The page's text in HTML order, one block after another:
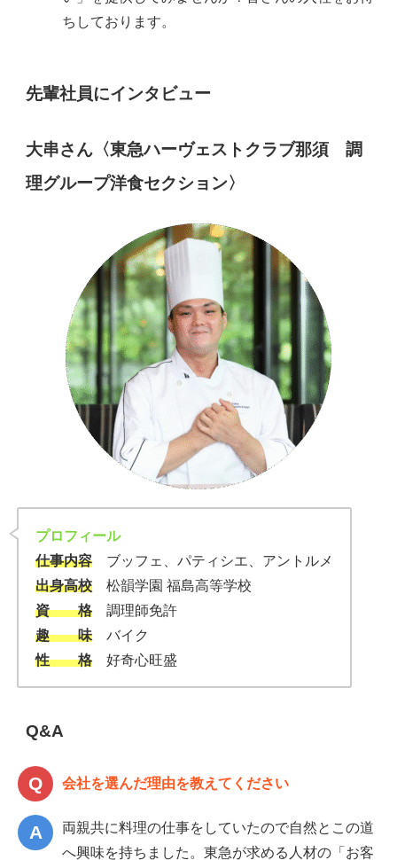
ちしております。
先輩社員にインタビュー
大串さん〈東急ハーヴェストクラブ那須 調
理グループ洋食セクション〉
プロフィール
仕事内容
ブッフェ、パティシエ、アントルメ
出身高校
松韻学園 福島高等学校
資 格
調理師免許
趣 味
バイク
性 格
好奇心旺盛
Q&A
会社を選んだ理由を教えてください
両親共に料理の仕事をしていたので自然とこの道
へ興味を持ちました。東急が求める人材の「お客